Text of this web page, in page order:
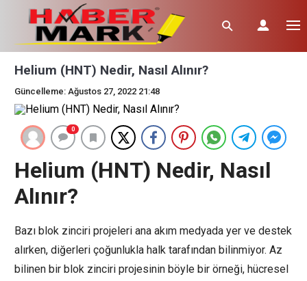
Helium (HNT) Nedir, Nasıl Alınır?
Güncelleme: Ağustos 27, 2022 21:48
0
Helium (HNT) Nedir, Nasıl
Alınır?
Bazı blok zinciri projeleri ana akım medyada yer ve destek
alırken, diğerleri çoğunlukla halk tarafından bilinmiyor. Az
bilinen bir blok zinciri projesinin böyle bir örneği, hücresel